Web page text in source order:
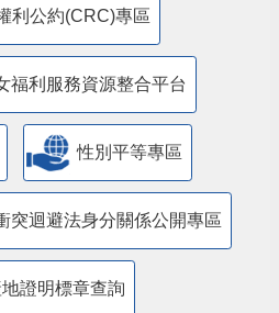
利公約(CRC)專區
福利服務資源整合平台
性別平等專區
突迴避法身分關係公開專區
證明標章查詢